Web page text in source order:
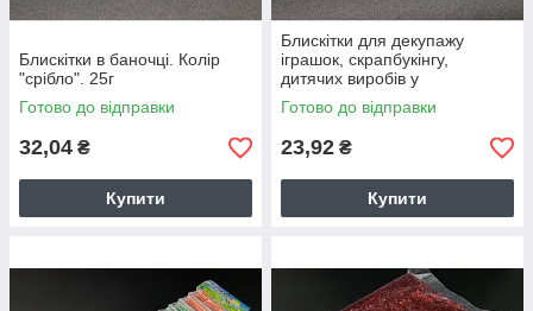
Блискітки в баночці. Колір
"срібло". 25г
Готово до відправки
32,04 ₴
Купити
Блискітки для декупажу
іграшок, скрапбукінгу,
дитячих виробів у
пластиковому тюбику
зеленого кольору 25г
Готово до відправки
23,92 ₴
Купити